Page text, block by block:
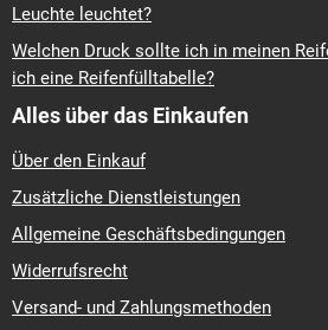
Leuchte leuchtet?
Welchen Druck sollte ich in meinen
ich eine Reifenfülltabelle?
Alles über das Einkaufen
Über den Einkauf
Zusätzliche Dienstleistungen
Allgemeine Geschäftsbedingungen
Widerrufsrecht
Versand- und Zahlungsmethoden